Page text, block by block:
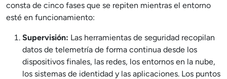
consta de cinco fases que se repiten mientras el entorno
esté en funcionamiento:
Supervisión: Las herramientas de seguridad recopilan
datos de telemetría de forma continua desde los
dispositivos finales, las redes, los entornos en la nube,
los sistemas de identidad y las aplicaciones. Los puntos